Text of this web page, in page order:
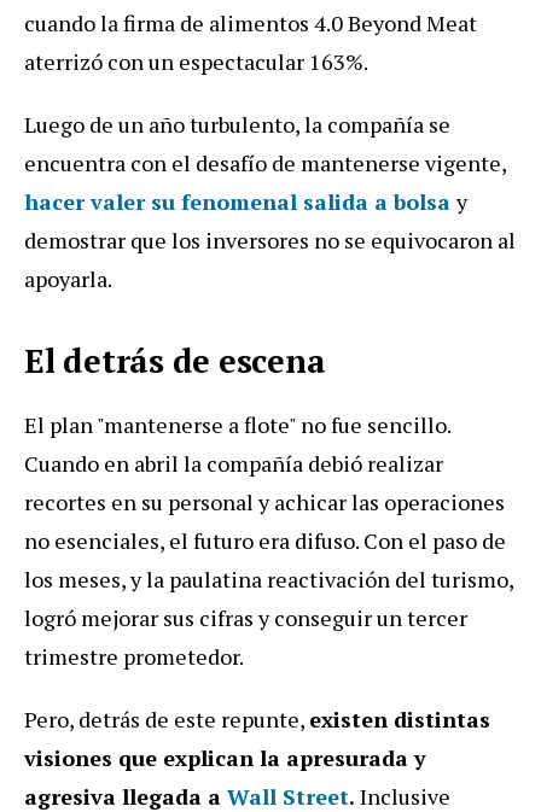
cuando la firma de alimentos 4.0 Beyond Meat
aterrizó con un espectacular 163%.
Luego de un año turbulento, la compañía se
encuentra con el desafío de mantenerse vigente,
hacer valer su fenomenal salida a bolsay
demostrar que los inversores no se equivocaron al
apoyarla.
El detrás de escena
El plan "mantenerse a flote" no fue sencillo.
Cuando en abril la compañía debió realizar
recortes en su personal y achicar las operaciones
no esenciales, el futuro era difuso. Con el paso de
los meses, y la paulatina reactivación del turismo,
logró mejorar sus cifras y conseguir un tercer
trimestre prometedor.
Pero, detrás de este repunte, existen distintas
visiones que explican la apresurada y
agresiva llegada a Wall Street. Inclusive